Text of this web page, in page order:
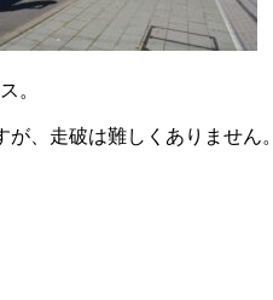
。
、走破は難しくありません。